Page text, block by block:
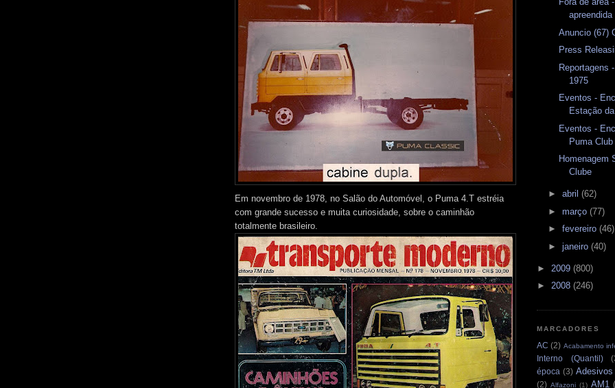
Em novembro de 1978, no Salão do Automóvel, o Puma 4.T estréia
com grande sucesso e muita curiosidade, sobre o caminhão
totalmente brasileiro.
apreendida
Anuncio (67)
Press
Reportagens
1975
Eventos -
Estação
Eventos -
Puma Club
Homenagem
Clube
► abril (62)
► março (77)
► fevereiro (46)
► janeiro (40)
► 2009 (800)
► 2008 (246)
MARCADORES
AC (2) Acabamento
Interno (Quantil)
época (3) Adesivos
(2) Alfazoni (1) AM1